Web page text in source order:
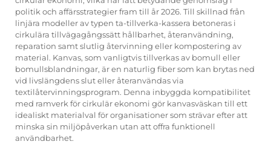
politik och affärsstrategier fram till år 2026. Till skillnad från
linjära modeller av typen ta-tillverka-kassera betoneras i
cirkulära tillvägagångssätt hållbarhet, återanvändning,
reparation samt slutlig återvinning eller kompostering av
material. Kanvas, som vanligtvis tillverkas av bomull eller
bomullsblandningar, är en naturlig fiber som kan brytas ned
vid livslängdens slut eller återanvändas via
textilåtervinningsprogram. Denna inbyggda kompatibilitet
med ramverk för cirkulär ekonomi gör kanvasväskan till ett
idealiskt materialval för organisationer som strävar efter att
minska sin miljöpåverkan utan att offra funktionell
användbarhet.